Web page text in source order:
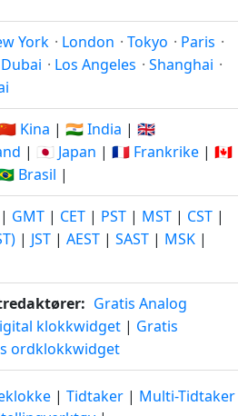
York · London · Tokyo · Paris ·
Dubai · Los Angeles · Shanghai ·
Kina | 🇮🇳 India | 🇬🇧
| 🇯🇵 Japan | 🇫🇷 Frankrike | 🇨🇦
Brasil |
| GMT | CET | PST | MST | CST |
| JST | AEST | SAST | MSK |
Gratis Analog
klokkwidget | Gratis
ordklokkwidget
| Tidtaker | Multi-Tidtaker